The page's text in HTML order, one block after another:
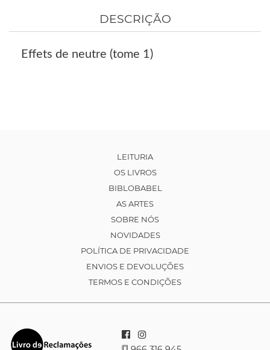
DESCRIÇÃO
Effets de neutre (tome 1)
LEITURIA
OS LIVROS
BIBLOBABEL
AS ARTES
SOBRE NÓS
NOVIDADES
POLÍTICA DE PRIVACIDADE
ENVIOS E DEVOLUÇÕES
TERMOS E CONDIÇÕES